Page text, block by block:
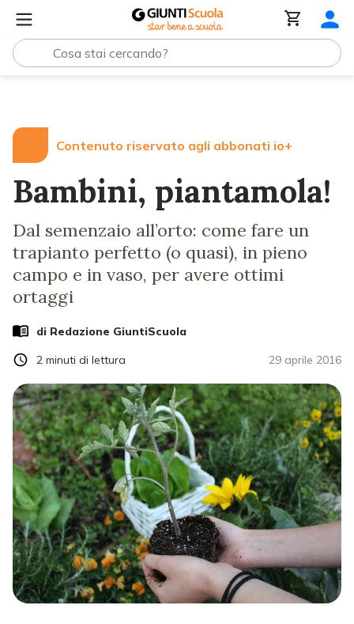
Contenuto riservato agli abbonati io+
Bambini, piantamola!
Dal semenzaio all’orto: come fare un
trapianto perfetto (o quasi), in pieno
campo e in vaso, per avere ottimi
ortaggi
di Redazione GiuntiScuola
29 aprile 2016
2 minuti di lettura